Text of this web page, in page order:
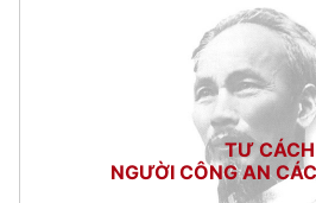
TƯ CÁCH
NGƯỜI CÔNG AN
Đối với tự mình, phải
CẦN, KIỆM, LIÊM,
Đối với đồng sự, phải